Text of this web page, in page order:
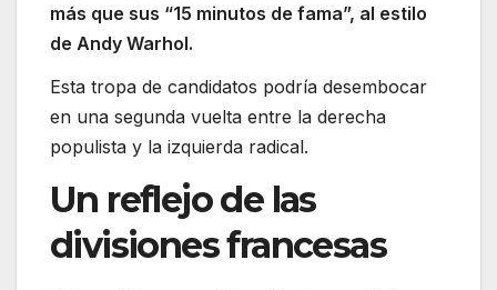
más que sus “15 minutos de fama”, al estilo
de Andy Warhol.
Esta tropa de candidatos podría desembocar
en una segunda vuelta entre la derecha
populista y la izquierda radical.
Un reflejo de las
divisiones francesas